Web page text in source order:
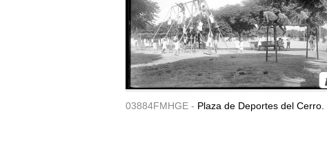
03884FMHGE - Plaza de Deportes del Cerro.